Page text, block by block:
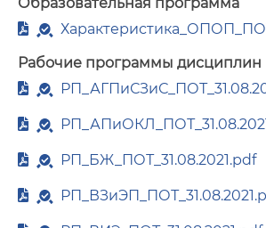
Рабочие программы дисциплин
РП_БЖ_ПОТ_31.08.2021.pdf